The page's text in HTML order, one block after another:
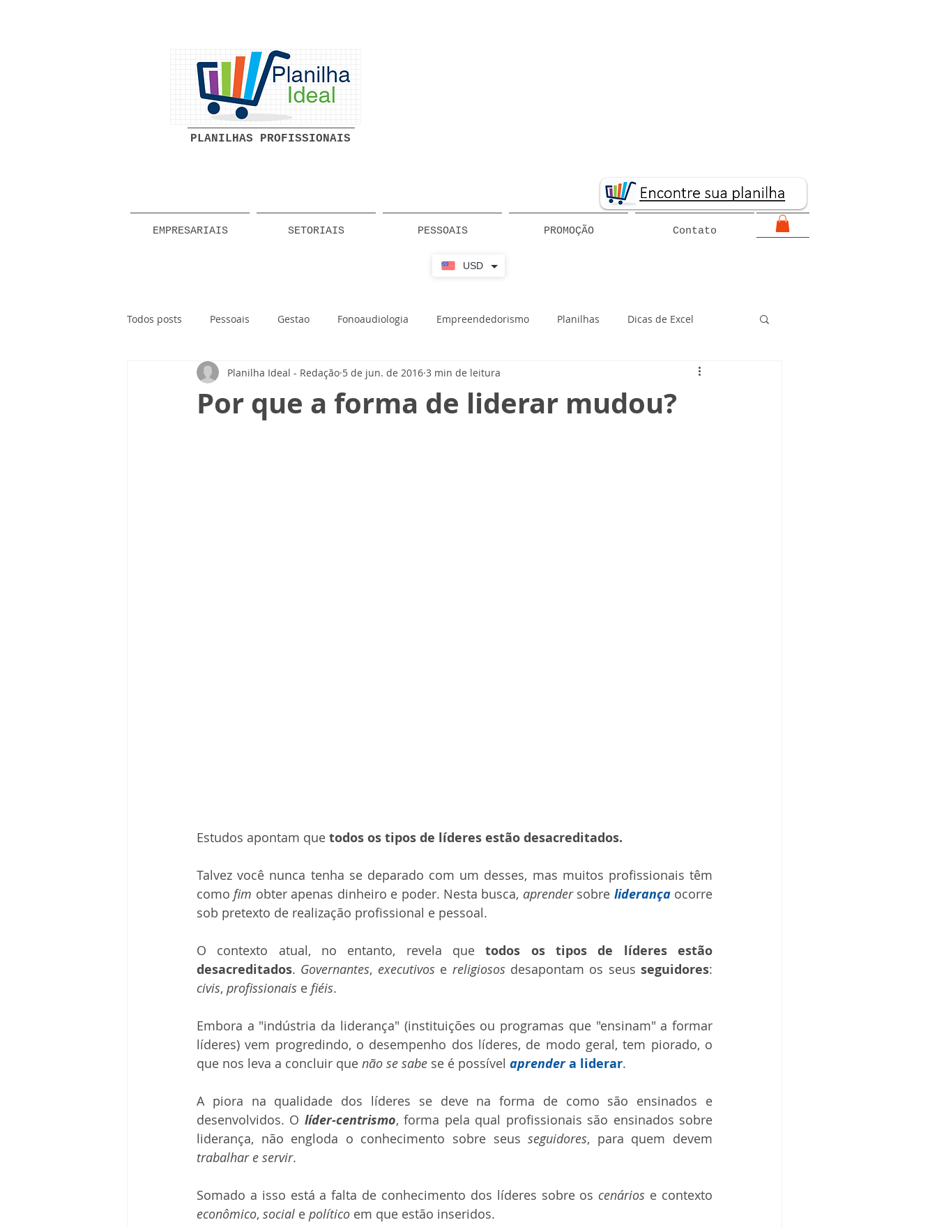
USD
PLANILHAS PROFISSIONAIS
EMPRESARIAIS SETORIAIS PESSOAIS PROMOÇÃO Contato
Todos posts Pessoais Gestao Fonoaudiologia Empreendedorismo Planilhas Dicas de Excel
Por que a forma de liderar mudou?
Planilha Ideal - Redação 5 de jun. de 2016 3 min de leitura
Estudos apontam que todos os tipos de líderes estão desacreditados.
Talvez você nunca tenha se deparado com um desses, mas muitos profissionais têm
como fim obter apenas dinheiro e poder. Nesta busca, aprender sobre liderança ocorre
sob pretexto de realização profissional e pessoal.
O contexto atual, no entanto, revela que todos os tipos de líderes estão
desacreditados. Governantes, executivos e religiosos desapontam os seus seguidores
civis, profissionais e fiéis.
Embora a "indústria da liderança" (instituições ou programas que "ensinam" a formar
líderes) vem progredindo, o desempenho dos líderes, de modo geral, tem piorado, o
que nos leva a concluir que não se sabe se é possível aprender a liderar.
A piora na qualidade dos líderes se deve na forma de como são ensinados e
desenvolvidos. O líder-centrismo, forma pela qual profissionais são ensinados sobre
liderança, não engloda o conhecimento sobre seus seguidores
trabalhar e servir.
Somado a isso está a falta de conhecimento dos líderes sobre os cenários
econômico, social e político em que estão inseridos.